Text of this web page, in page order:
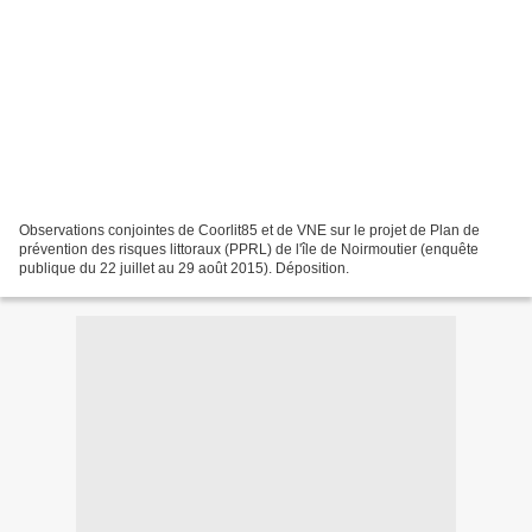
Observations conjointes de Coorlit85 et de VNE sur le projet de Plan de
prévention des risques littoraux (PPRL) de l'île de Noirmoutier (enquête
publique du 22 juillet au 29 août 2015). Déposition.